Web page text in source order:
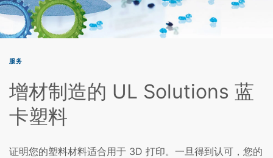
服务
增材制造的 UL Solutions 蓝
卡塑料
证明您的塑料材料适合用于 3D 打印。一旦得到认可，您的